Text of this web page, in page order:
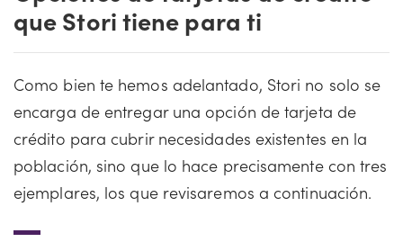
que Stori tiene para ti
Como bien te hemos adelantado, Stori no solo se
encarga de entregar una opción de tarjeta de
crédito para cubrir necesidades existentes en la
población, sino que lo hace precisamente con tres
ejemplares, los que revisaremos a continuación.